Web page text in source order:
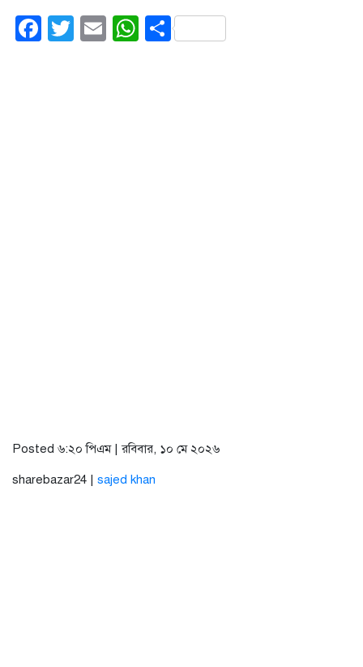
Facebook
Twitter
EmailWhatsApp
Share
Posted ৬:২০ পিএম | রবিবার, ১০ মে ২০২৬
sharebazar24 | sajed khan